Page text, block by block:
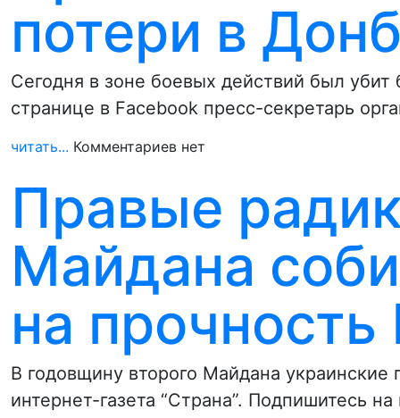
потери в
Сегодня в зоне боевых действий был убит
странице в Facebook пресс-секретарь
читать... Комментариев нет
Правые
Майдана
на
В годовщину второго Майдана
интернет-газета “Страна”. Подпишитесь